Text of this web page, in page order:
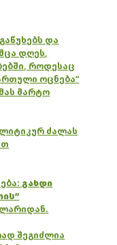
და
დღეს,
როდესაც
ოცნება“
მარტო
ძალას
გახდი
შეგიძლია